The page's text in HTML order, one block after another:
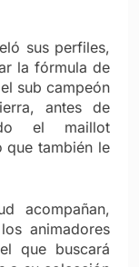
sus perfiles,
la fórmula de
sub campeón
antes de
el maillot
que también le
acompañan,
animadores
que buscará